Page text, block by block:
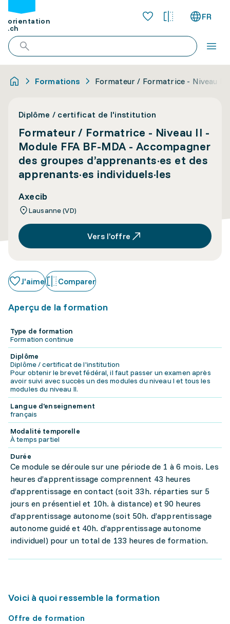
orientation
.ch
FR
Formations Formateur / Formatrice - Niveau II -
Diplôme / certificat de l'institution
Formateur / Formatrice - Niveau II -
Module FFA BF-MDA - Accompagner
des groupes d’apprenants·es et des
apprenants·es individuels·les
Axecib
Lausanne (VD)
Vers l’offre
J'aime Comparer
Aperçu de la formation
Type de formation
Formation continue
Diplôme
Diplôme / certificat de l'institution
Pour obtenir le brevet fédéral, il faut passer un examen après
avoir suivi avec succès un des modules du niveau I et tous les
modules du niveau II.
Langue d'enseignement
français
Modalité temporelle
À temps partiel
Durée
Ce module se déroule sur une période de 1 à 6 mois. Les
heures d’apprentissage comprennent 43 heures
d’apprentissage en contact (soit 33h. réparties sur 5
jours en présentiel et 10h. à distance) et 90 heures
d’apprentissage autonome (soit 50h. d’apprentissage
autonome guidé et 40h. d’apprentissage autonome
individuel) pour un total de 133 heures de formation.
Voici à quoi ressemble la formation
Offre de formation